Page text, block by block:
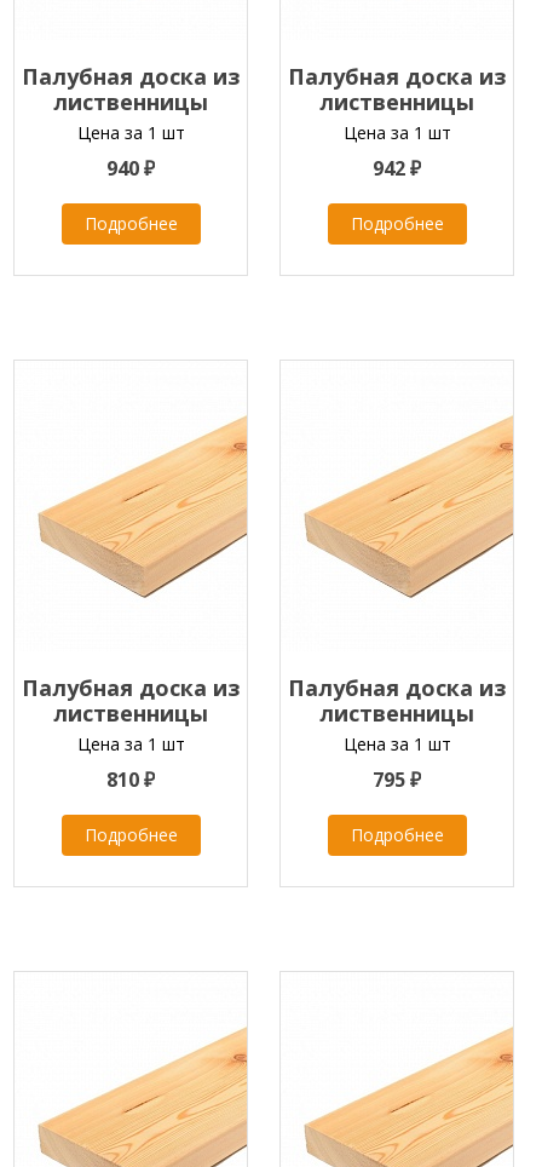
Палубная доска из
лиственницы
45х140х2000-4000 мм
класс В
Цена за 1 шт
940 ₽
Подробнее
Палубная доска из
лиственницы
45х140х2000-4000 мм
класс А
Цена за 1 шт
942 ₽
Подробнее
Палубная доска из
лиственницы
45х120х2000-4000 мм
класс ЭКСТРА
Цена за 1 шт
810 ₽
Подробнее
Палубная доска из
лиственницы
45х120х2000-4000 мм
класс С
Цена за 1 шт
795 ₽
Подробнее